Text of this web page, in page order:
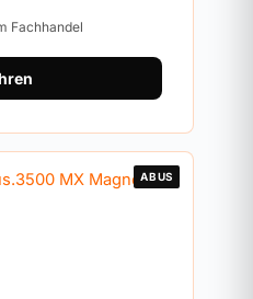
Fachhandel
ABUS